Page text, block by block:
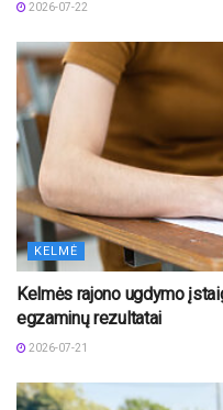
2026-07-22
KELMĖ
Kelmės rajono ugdymo
egzaminų rezultatai
2026-07-21